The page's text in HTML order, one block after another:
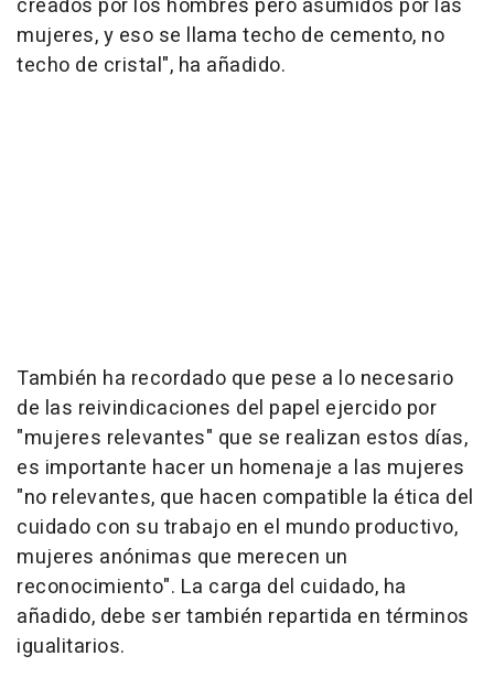
creados por los hombres pero asumidos por las
mujeres, y eso se llama techo de cemento, no
techo de cristal", ha añadido.
También ha recordado que pese a lo necesario
de las reivindicaciones del papel ejercido por
"mujeres relevantes" que se realizan estos días,
es importante hacer un homenaje a las mujeres
"no relevantes, que hacen compatible la ética del
cuidado con su trabajo en el mundo productivo,
mujeres anónimas que merecen un
reconocimiento". La carga del cuidado, ha
añadido, debe ser también repartida en términos
igualitarios.